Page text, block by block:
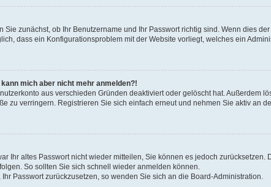
Sie zunächst, ob Ihr Benutzername und Ihr Passwort richtig sind. Wenn dies
dass ein Konfigurationsproblem mit der Website vorliegt, welches ein
mich aber nicht mehr anmelden?!
aus verschieden Gründen deaktiviert oder gelöscht hat. Außerdem
zu verringern. Registrieren Sie sich einfach erneut und nehmen Sie aktiv an
Ihr altes Passwort nicht wieder mitteilen, Sie können es jedoch
So sollten Sie sich schnell wieder anmelden können.
Passwort zurückzusetzen, so wenden Sie sich an die Board-Administration.